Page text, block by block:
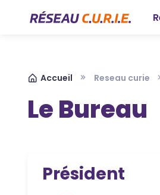
Accueil Reseau curie
Le Bureau
Président